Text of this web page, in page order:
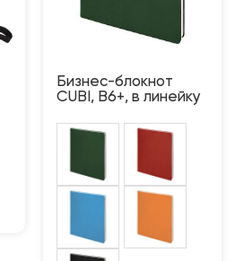
Бизнес-блокнот
CUBI, B6+, в линейку